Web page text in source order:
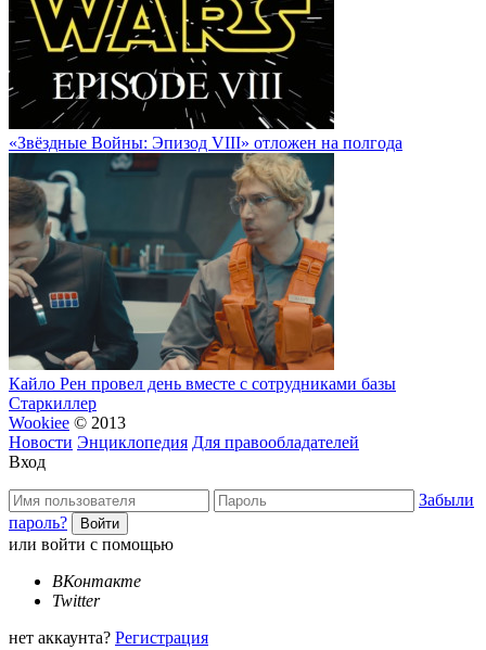
«Звёздные Войны: Эпизод VIII» отложен на полгода
Кайло Рен провел день вместе с сотрудниками базы
Старкиллер
Wookiee © 2013
Новости Энциклопедия Для правообладателей
Вход
Забыли
пароль?
или войти с помощью
ВКонтакте
Twitter
нет аккаунта? Регистрация